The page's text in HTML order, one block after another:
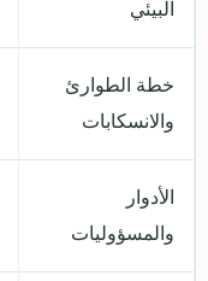
البيئي
خطة الطوارئ
والانسكابات
الأدوار
والمسؤوليات